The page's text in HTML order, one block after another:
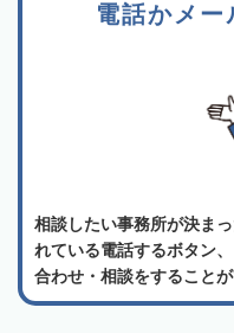
電話かメー
相談したい事務所が決ま
れている電話するボタン
合わせ・相談をすることが